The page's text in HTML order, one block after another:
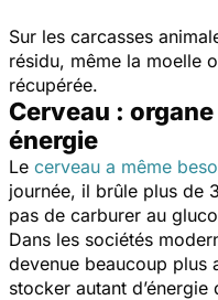
Sur les carcasses
résidu, même la moelle
récupérée.
Cerveau :
énergie
Le cerveau a même
journée, il brûle plus de
pas de carburer au
Dans les sociétés
devenue beaucoup plus
stocker autant d’énergie